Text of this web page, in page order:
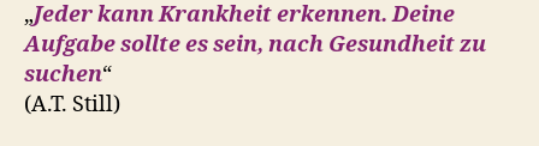
„Jeder kann Krankheit erkennen. Deine
Aufgabe sollte es sein, nach Gesundheit zu
suchen“
(A.T. Still)